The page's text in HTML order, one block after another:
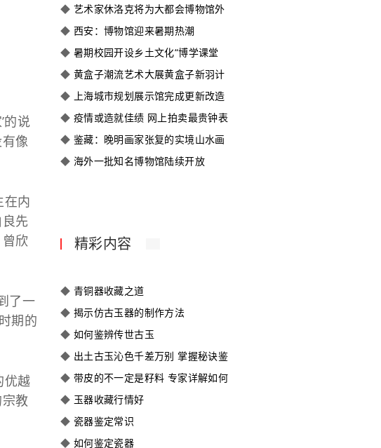
的说
像
在内
先
欣
了一
期的
优越
教
◆ 艺术家休洛克将为大都会博物馆外
◆ 西安：博物馆迎来暑期热潮
◆ 暑期校园开设乡土文化“博学课堂
◆ 黄盒子潮流艺术大展黄盒子新羽计
◆ 上海城市规划展示馆完成更新改造
◆ 疫情或造就佳绩 网上拍卖最贵钟表
◆ 鉴藏：晚明画家张复的实境山水画
◆ 海外一批知名博物馆陆续开放
精彩内容
◆ 青铜器收藏之道
◆ 揭示仿古玉器的制作方法
◆ 如何鉴辨传世古玉
◆ 出土古玉沁色千差万别 掌握秘诀鉴
◆ 带皮的不一定是籽料 专家详解如何
◆ 玉器收藏行情好
◆ 瓷器鉴定常识
◆ 如何鉴定瓷器